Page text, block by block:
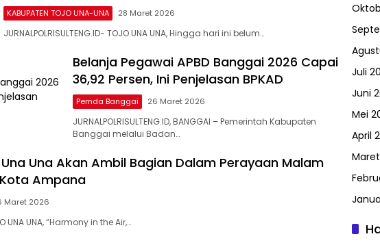
KABUPATEN TOJO UNA-UNA 28 Maret 2026
JURNALPOLRISULTENG.ID- TOJO UNA UNA, Hingga hari ini belum…
Belanja Pegawai APBD Banggai 2026 Capai
36,92 Persen, Ini Penjelasan BPKAD
Pemda Banggai 26 Maret 2026
JURNALPOLRISULTENG.ID, BANGGAI – Pemerintah Kabupaten
Banggai melalui Badan…
Una Una Akan Ambil Bagian Dalam Perayaan Malam
Ampana
Maret 2026
UNA UNA, “Harmony in the Air,…
Juli
Juni
Mei
April